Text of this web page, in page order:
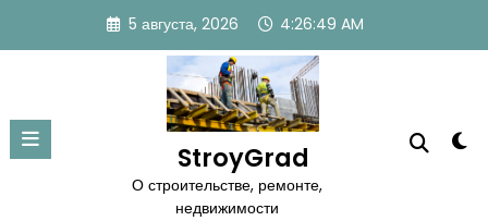
содержимому
5 августа, 2026 4:26:49 AM
StroyGrad
О строительстве, ремонте,
недвижимости